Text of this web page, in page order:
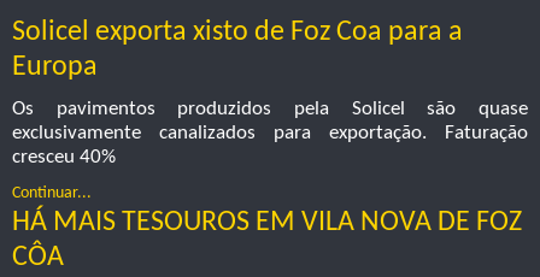
Solicel exporta xisto de Foz Coa para a
Europa
Os pavimentos produzidos pela Solicel são quase
exclusivamente canalizados para exportação. Faturação
cresceu 40%
Continuar...
HÁ MAIS TESOUROS EM VILA NOVA DE FOZ
CÔA